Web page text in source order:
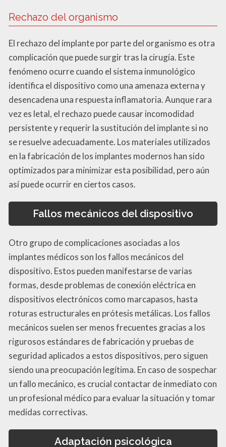
Rechazo del organismo
El rechazo del implante por parte del organismo es otra
complicación que puede surgir tras la cirugía. Este
fenómeno ocurre cuando el sistema inmunológico
identifica el dispositivo como una amenaza externa y
desencadena una respuesta inflamatoria. Aunque rara
vez es letal, el rechazo puede causar incomodidad
persistente y requerir la sustitución del implante si no
se resuelve adecuadamente. Los materiales utilizados
en la fabricación de los implantes modernos han sido
optimizados para minimizar esta posibilidad, pero aún
así puede ocurrir en ciertos casos.
Fallos mecánicos del dispositivo
Otro grupo de complicaciones asociadas a los
implantes médicos son los fallos mecánicos del
dispositivo. Estos pueden manifestarse de varias
formas, desde problemas de conexión eléctrica en
dispositivos electrónicos como marcapasos, hasta
roturas estructurales en prótesis metálicas. Los fallos
mecánicos suelen ser menos frecuentes gracias a los
rigurosos estándares de fabricación y pruebas de
seguridad aplicados a estos dispositivos, pero siguen
siendo una preocupación legítima. En caso de sospechar
un fallo mecánico, es crucial contactar de inmediato con
un profesional médico para evaluar la situación y tomar
medidas correctivas.
Adaptación psicológica